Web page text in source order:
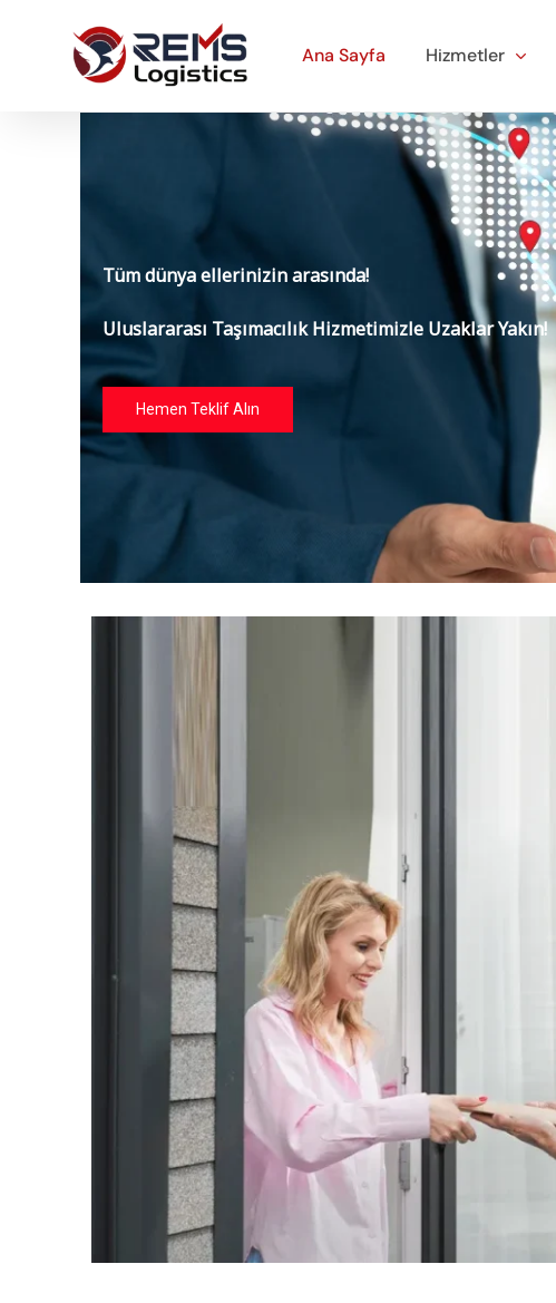
Ana Sayfa Hizmetler
Tüm dünya ellerinizin arasında!
Uluslararası Taşımacılık Hizmetimizle Uzaklar Yakın!
Hemen Teklif Alın